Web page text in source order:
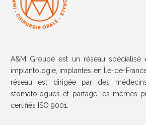
A&M Groupe est un réseau spécialisé
implantologie, implantés en Île-de-
réseau est dirigée par des
stomatologues et partage les mêmes
certifiés ISO 9001.